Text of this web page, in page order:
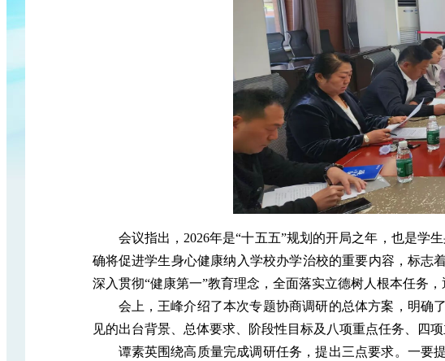
会议指出，2026年是“十五五”规划的开局之年，也是学
确将促进学生身心健康纳入学校办学治校的重要内容，标志
深入贯彻“健康第一”教育理念，全面落实立德树人根本任务
会上，王峰介绍了本次专题协商调研的总体方案，明确
见的出台背景、总体要求、阶段性目标及八项重点任务、四
谭素英围绕高质量完成调研任务，提出三点要求。一要